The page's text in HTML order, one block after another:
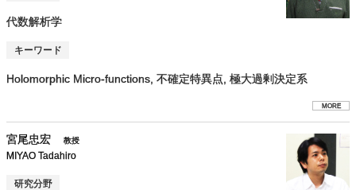
代数解析学
キーワード
Holomorphic Micro-functions, 不確定特異点, 極大過剰決定系
MORE
宮尾忠宏 教授
MIYAO Tadahiro
研究分野